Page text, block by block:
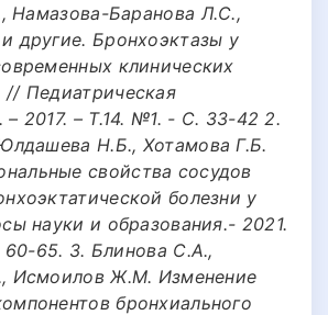
Намазова-Баранова Л.С.,
другие. Бронхоэктазы у
клинических
Педиатрическая
– 2017. – Т.14. №1. - С. 33-42 2.
Н.Б., Хотамова Г.Б.
свойства сосудов
болезни у
науки и образования.- 2021.
65. 3. Блинова С.А.,
Исмоилов Ж.М. Изменение
бронхиального